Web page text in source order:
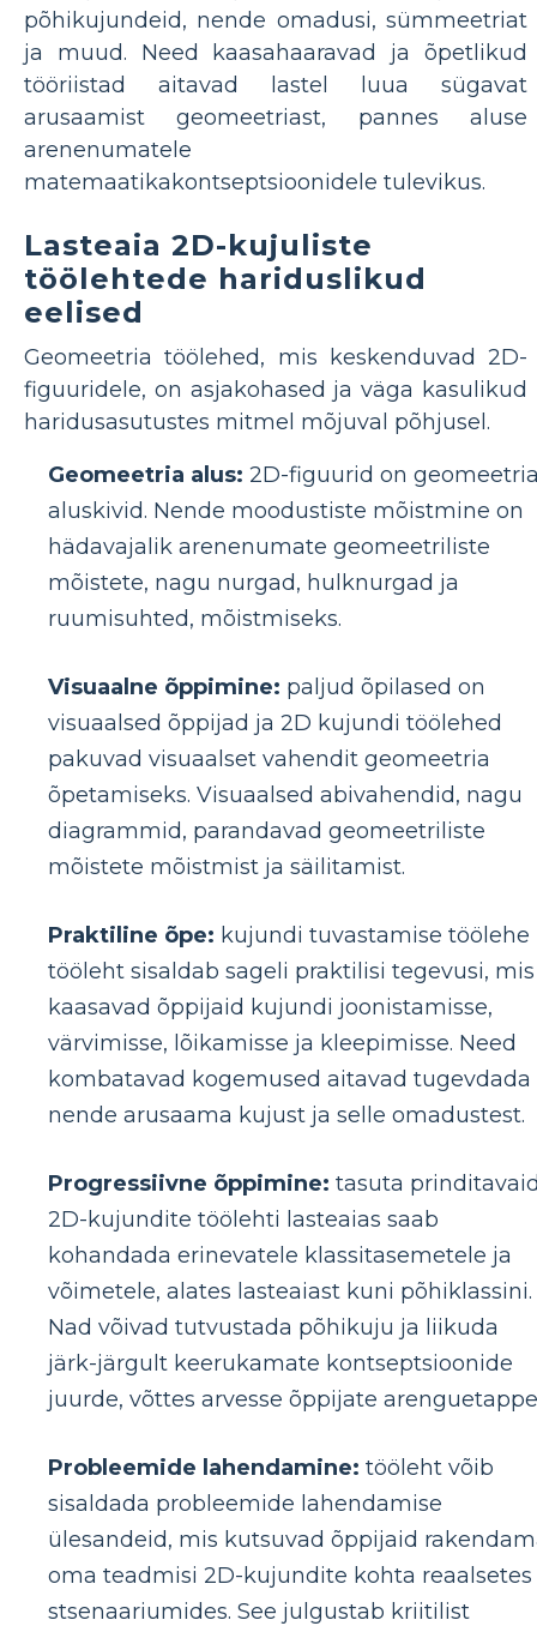
põhikujundeid, nende omadusi, sümmeetriat
ja muud. Need kaasahaaravad ja õpetlikud
tööriistad aitavad lastel luua sügavat
arusaamist geomeetriast, pannes aluse
arenenumatele
matemaatikakontseptsioonidele tulevikus.
Lasteaia 2D-kujuliste
töölehtede hariduslikud
eelised
Geomeetria töölehed, mis keskenduvad 2D-
figuuridele, on asjakohased ja väga kasulikud
haridusasutustes mitmel mõjuval põhjusel.
Geomeetria alus: 2D-figuurid on
aluskivid. Nende moodustiste mõistmine on
hädavajalik arenenumate geomeetriliste
mõistete, nagu nurgad, hulknurgad ja
ruumisuhted, mõistmiseks.
Visuaalne õppimine: paljud õpilased on
visuaalsed õppijad ja 2D kujundi töölehed
pakuvad visuaalset vahendit geomeetria
õpetamiseks. Visuaalsed abivahendid, nagu
diagrammid, parandavad geomeetriliste
mõistete mõistmist ja säilitamist.
Praktiline õpe: kujundi tuvastamise töölehe
tööleht sisaldab sageli praktilisi tegevusi, mis
kaasavad õppijaid kujundi joonistamisse,
värvimisse, lõikamisse ja kleepimisse. Need
kombatavad kogemused aitavad tugevdada
nende arusaama kujust ja selle omadustest.
Progressiivne õppimine: tasuta
2D-kujundite töölehti lasteaias saab
kohandada erinevatele klassitasemetele ja
võimetele, alates lasteaiast kuni põhiklassini.
Nad võivad tutvustada põhikuju ja liikuda
järk-järgult keerukamate kontseptsioonide
juurde, võttes arvesse õppijate
Probleemide lahendamine: tööleht võib
sisaldada probleemide lahendamise
ülesandeid, mis kutsuvad õppijaid
oma teadmisi 2D-kujundite kohta reaalsetes
stsenaariumides. See julgustab kriitilist